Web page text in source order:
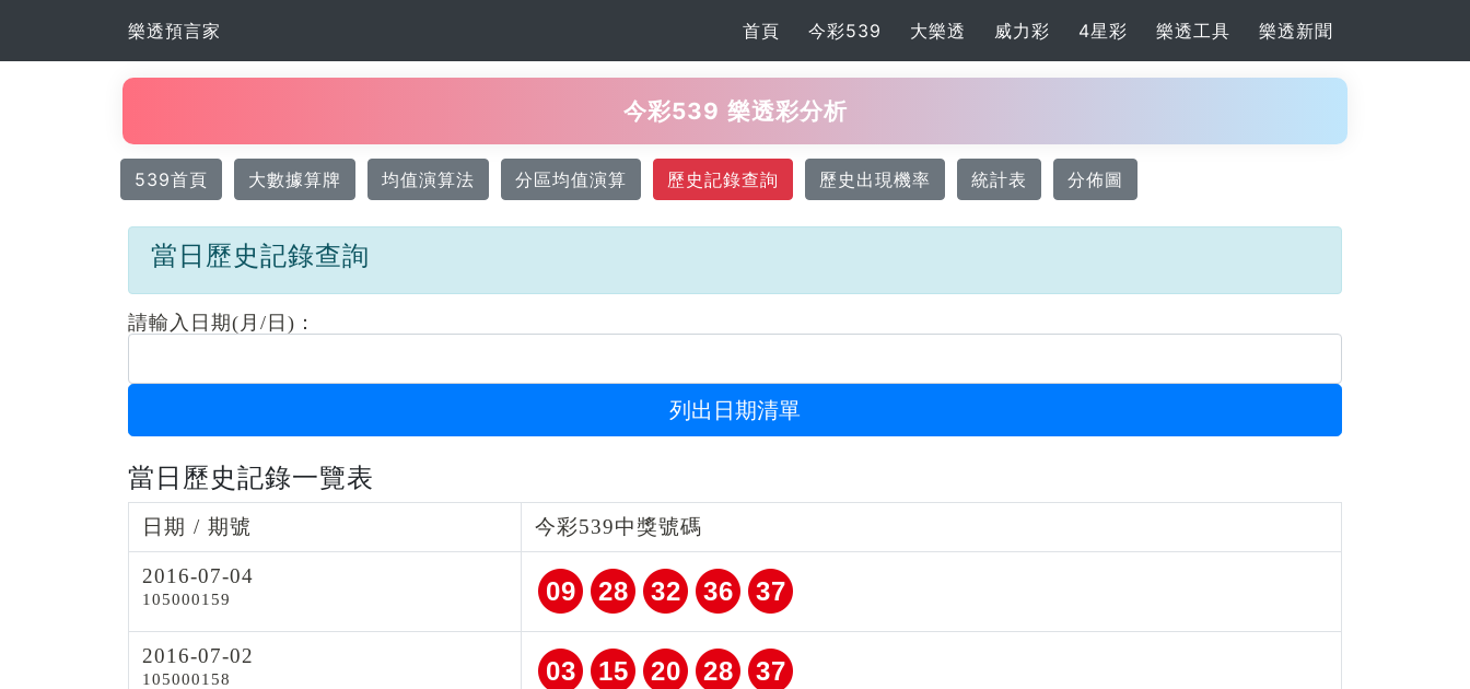
樂透預言家 首頁 今彩539 大樂透 威力彩 4星彩 樂透工具 樂透新聞
今彩539 樂透彩分析
539首頁 大數據算牌 均值演算法 分區均值演算 歷史記錄查詢 歷史出現機率 統計表 分佈圖
當日歷史記錄查詢
請輸入日期(月/日)：
當日歷史記錄一覽表
日期 / 期號 今彩539中獎號碼
2016-07-04
105000159 09 28 32 36 37
2016-07-02
105000158 03 15 20 28 37